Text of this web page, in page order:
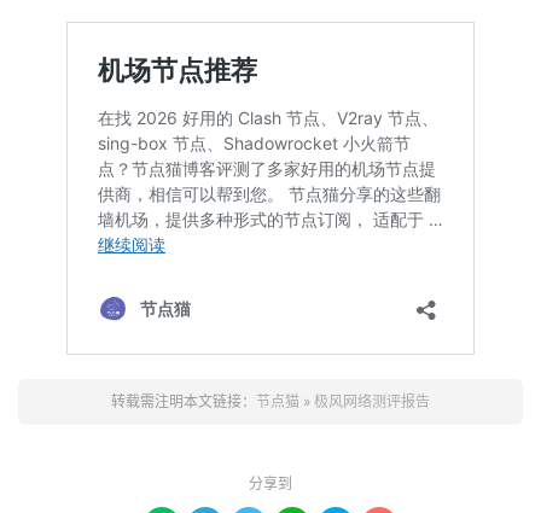
转载需注明本文链接： 节点猫 » 极风网络测评报告
分享到